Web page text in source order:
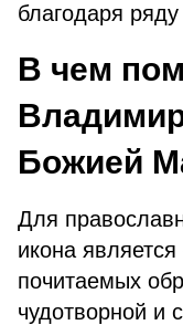
благодаря
В чем
Божией
Для
икона
почитаемых
чудотворной и